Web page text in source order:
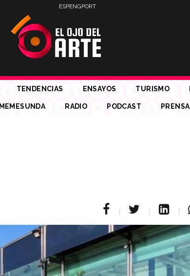
ESPENGPORT
TENDENCIAS ENSAYOS TURISMO
MEMESUNDA RADIO PODCAST PRENSA